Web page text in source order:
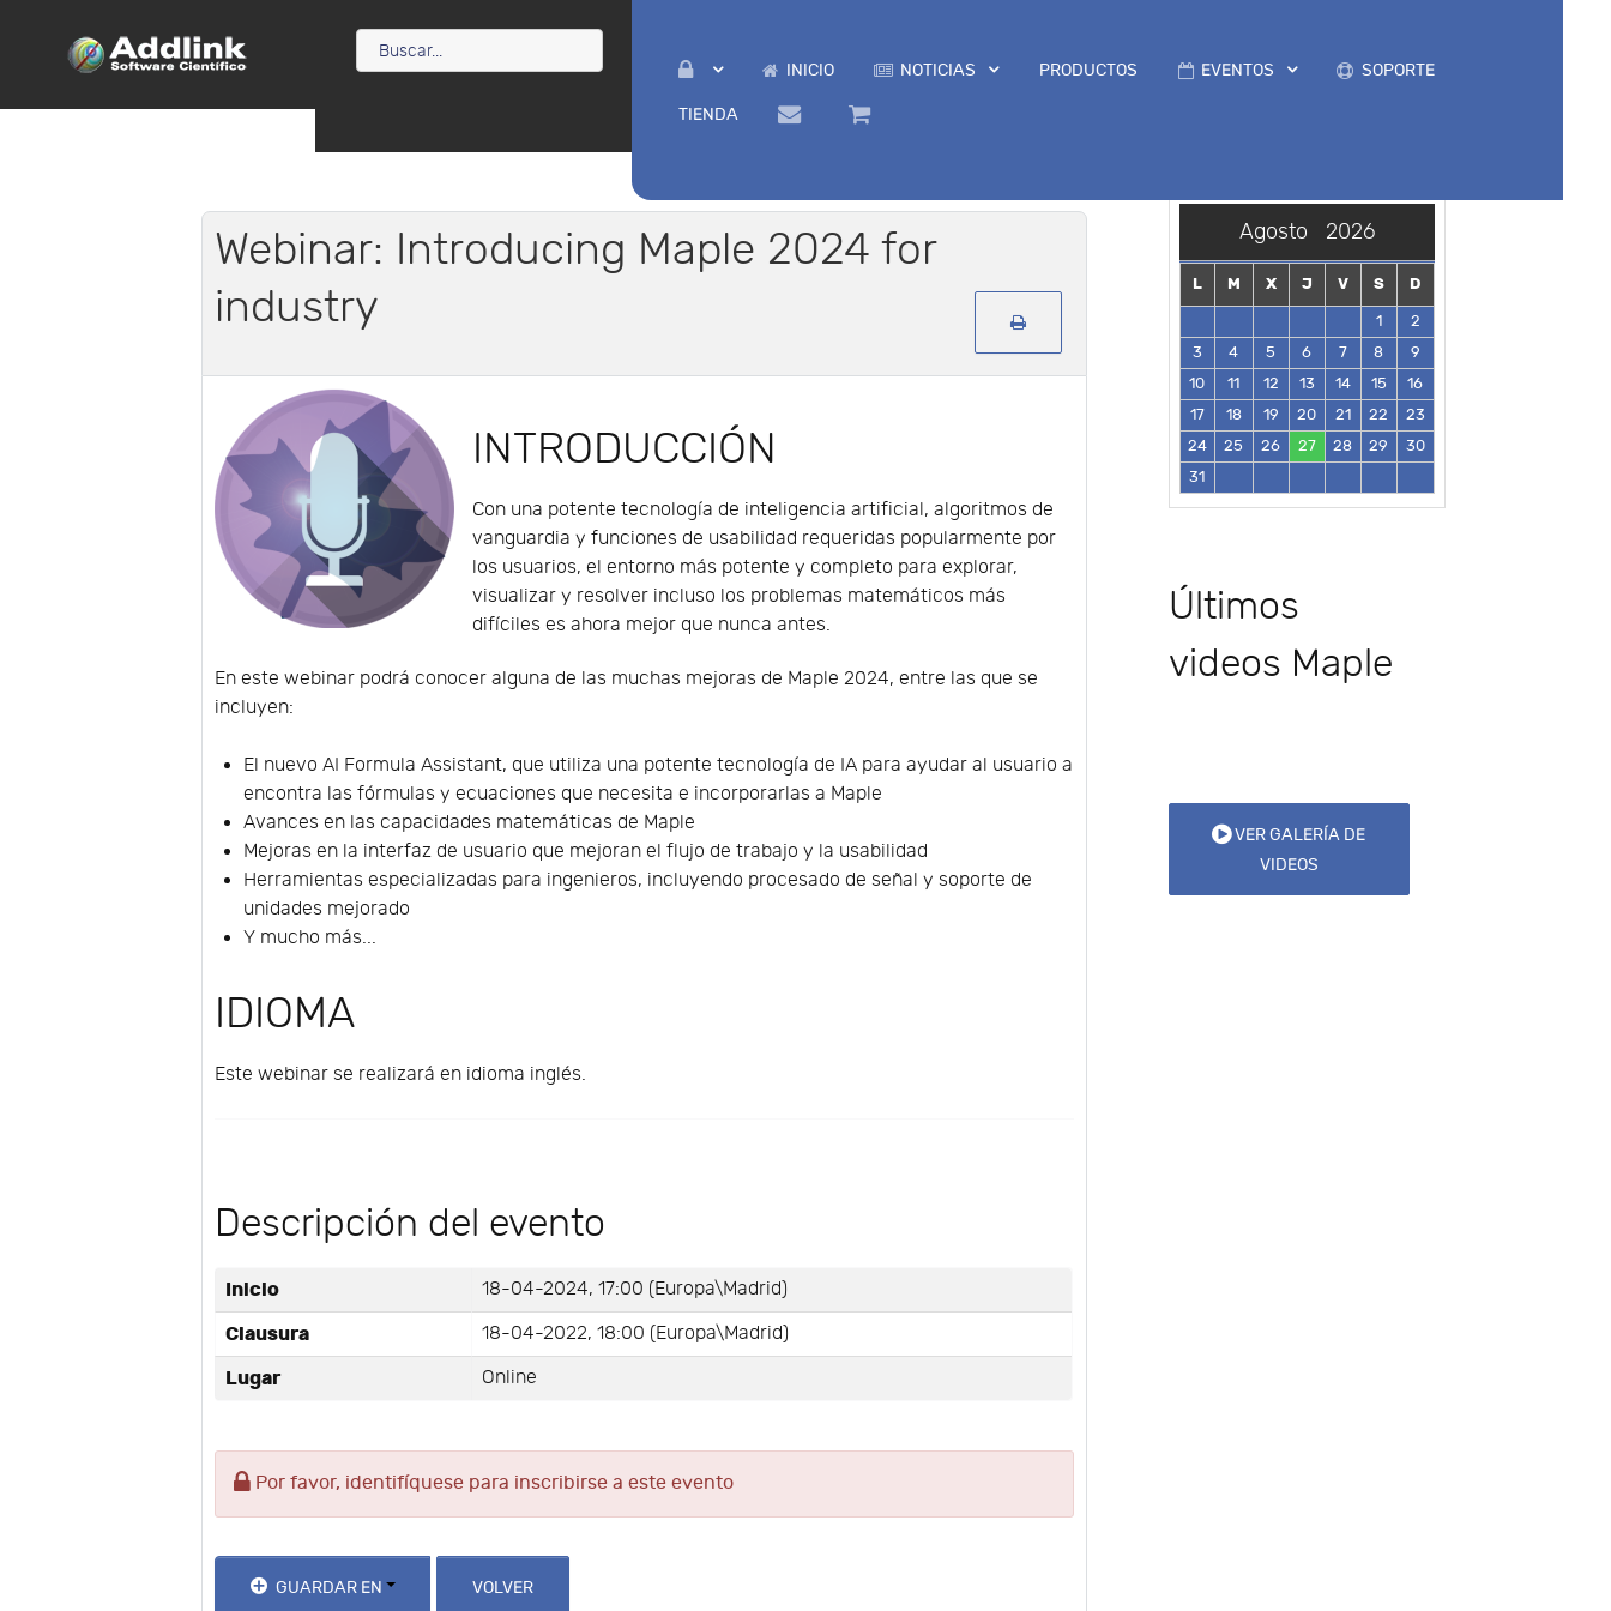
INICIO NOTICIAS PRODUCTOS EVENTOS SOPORTE
TIENDA
Webinar: Introducing Maple 2024 for
industry
INTRODUCCIÓN
Con una potente tecnología de inteligencia artificial, algoritmos de
vanguardia y funciones de usabilidad requeridas popularmente por
los usuarios, el entorno más potente y completo para explorar,
visualizar y resolver incluso los problemas matemáticos más
difíciles es ahora mejor que nunca antes.
En este webinar podrá conocer alguna de las muchas mejoras de Maple 2024, entre las que se
incluyen:
El nuevo AI Formula Assistant, que utiliza una potente tecnología de IA para ayudar al usuario a
encontra las fórmulas y ecuaciones que necesita e incorporarlas a Maple
Avances en las capacidades matemáticas de Maple
Mejoras en la interfaz de usuario que mejoran el flujo de trabajo y la usabilidad
Herramientas especializadas para ingenieros, incluyendo procesado de señal y soporte de
unidades mejorado
Y mucho más...
IDIOMA
Este webinar se realizará en idioma inglés.
Descripción del evento
Inicio 18-04-2024, 17:00 (Europa\Madrid)
Clausura 18-04-2022, 18:00 (Europa\Madrid)
Lugar Online
Por favor, identifíquese para inscribirse a este evento
GUARDAR EN VOLVER
Agosto 2026
L M X J V S
D
1
2
3
4 5 6 7 8
9
10
11 12 13 14 15
16
17
18 19 20 21 22
23
24
25 26 27 28 29
30
31
Últimos
videos Maple
VER GALERÍA DE
VIDEOS